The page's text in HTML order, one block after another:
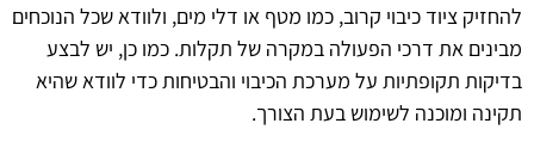
להחזיק ציוד כיבוי קרוב, כמו מטף או דלי מים, ולוודא שכל הנוכחים
מבינים את דרכי הפעולה במקרה של תקלות. כמו כן, יש לבצע
בדיקות תקופתיות על מערכת הכיבוי והבטיחות כדי לוודא שהיא
תקינה ומוכנה לשימוש בעת הצורך.